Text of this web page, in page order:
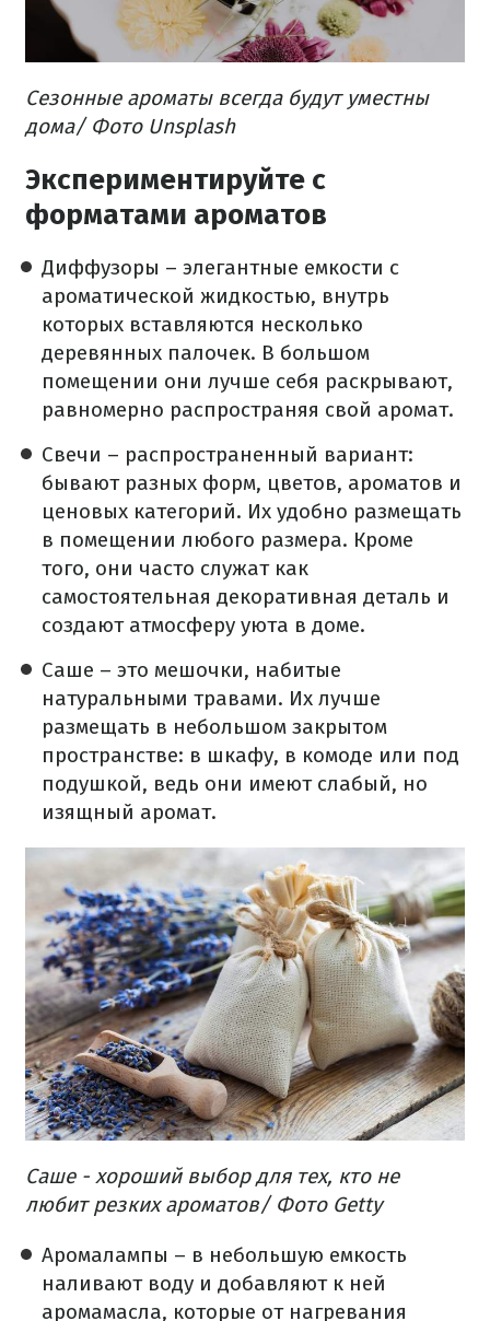
Сезонные ароматы всегда будут уместны
дома/ Фото Unsplash
Экспериментируйте с
форматами ароматов
Диффузоры – элегантные емкости с
ароматической жидкостью, внутрь
которых вставляются несколько
деревянных палочек. В большом
помещении они лучше себя раскрывают,
равномерно распространяя свой аромат.
Свечи – распространенный вариант:
бывают разных форм, цветов, ароматов и
ценовых категорий. Их удобно размещать
в помещении любого размера. Кроме
того, они часто служат как
самостоятельная декоративная деталь и
создают атмосферу уюта в доме.
Саше – это мешочки, набитые
натуральными травами. Их лучше
размещать в небольшом закрытом
пространстве: в шкафу, в комоде или под
подушкой, ведь они имеют слабый, но
изящный аромат.
Саше - хороший выбор для тех, кто не
любит резких ароматов​/ Фото Getty
Аромалампы – в небольшую емкость
наливают воду и добавляют к ней
аромамасла, которые от нагревания